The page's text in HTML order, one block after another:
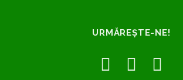
URMĂREȘTE-NE!